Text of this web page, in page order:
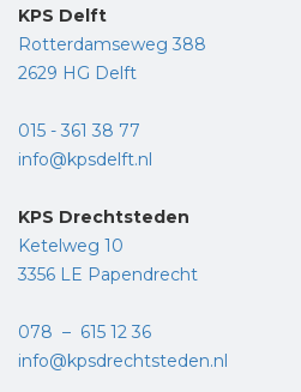
KPS Delft
Rotterdamseweg 388
2629 HG Delft
015 - 361 38 77
info@kpsdelft.nl
KPS Drechtsteden
Ketelweg 10
3356 LE Papendrecht
078 – 615 12 36
info@kpsdrechtsteden.nl